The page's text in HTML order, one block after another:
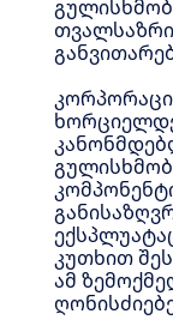
კუთხით
ამ